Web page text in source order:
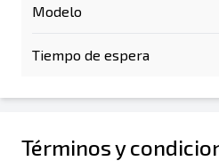
Modelo
Tiempo de espera
Términos y